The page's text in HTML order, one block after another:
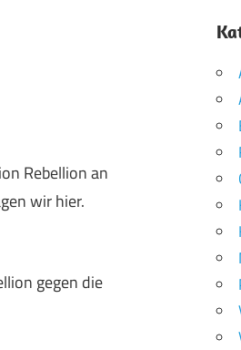
Rebellion an
wir hier.
gegen die